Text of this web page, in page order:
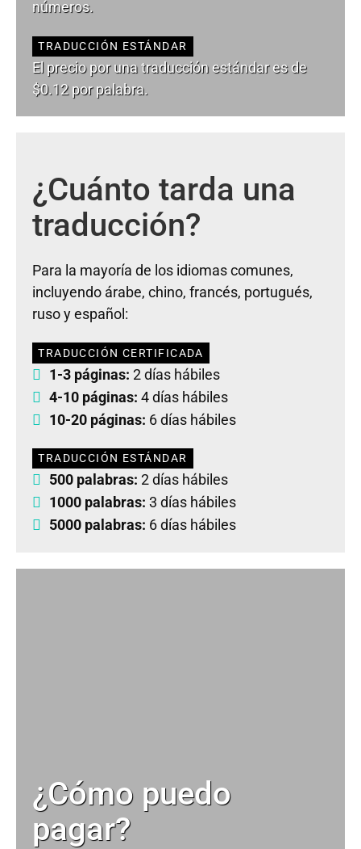
números.
TRADUCCIÓN ESTÁNDAR
El precio por una traducción estándar es de
$0.12 por palabra.
¿Cuánto tarda una
traducción?
Para la mayoría de los idiomas comunes,
incluyendo árabe, chino, francés, portugués,
ruso y español:
TRADUCCIÓN CERTIFICADA
1-3 páginas: 2 días hábiles
4-10 páginas: 4 días hábiles
10-20 páginas: 6 días hábiles
TRADUCCIÓN ESTÁNDAR
500 palabras: 2 días hábiles
1000 palabras: 3 días hábiles
5000 palabras: 6 días hábiles
¿Cómo puedo
pagar?